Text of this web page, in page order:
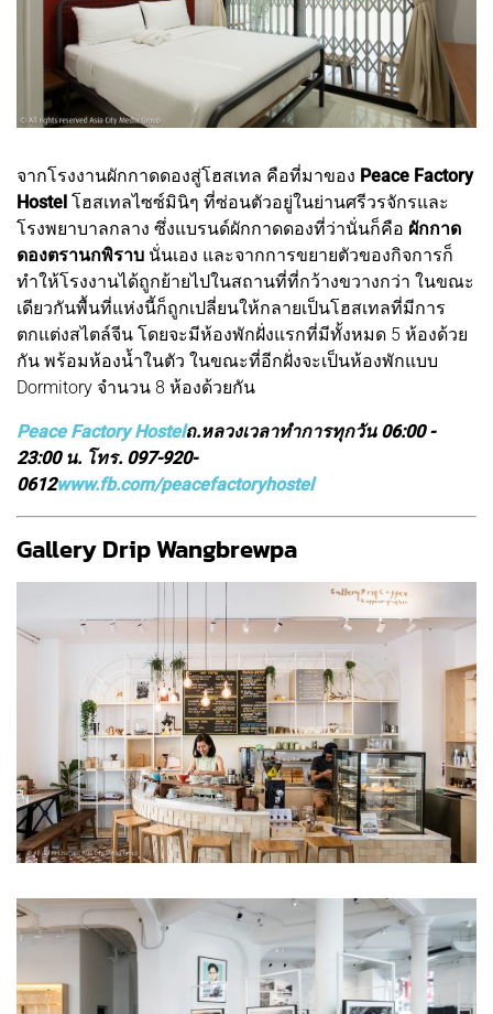
จากโรงงานผักกาดดองสู่โฮสเทล คือที่มาของ Peace Factory
Hostel โฮสเทลไซซ์มินิๆ ที่ซ่อนตัวอยู่ในย่านศรีวรจักรและ
โรงพยาบาลกลาง ซึ่งแบรนด์ผักกาดดองที่ว่านั่นก็คือ ผักกาด
ดองตรานกพิราบ นั่นเอง และจากการขยายตัวของกิจการก็
ทำให้โรงงานได้ถูกย้ายไปในสถานที่ที่กว้างขวางกว่า ในขณะ
เดียวกันพื้นที่แห่งนี้ก็ถูกเปลี่ยนให้กลายเป็นโฮสเทลที่มีการ
ตกแต่งสไตล์จีน โดยจะมีห้องพักฝั่งแรกที่มีทั้งหมด 5 ห้องด้วย
กัน พร้อมห้องน้ำในตัว ในขณะที่อีกฝั่งจะเป็นห้องพักแบบ
Dormitory จำนวน 8 ห้องด้วยกัน
Peace Factory Hostelถ.หลวงเวลาทำการทุกวัน 06:00 -
23:00 น. โทร. 097-920-
0612www.fb.com/peacefactoryhostel
Gallery Drip Wangbrewpa